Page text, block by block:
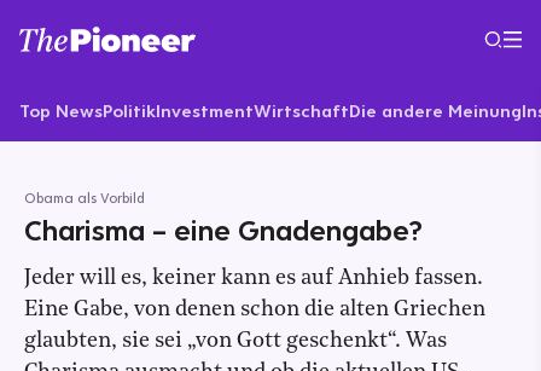
Top NewsPolitikInvestmentWirtschaftDie andere Meinung
Obama als Vorbild
Charisma – eine Gnadengabe?
Jeder will es, keiner kann es auf Anhieb fassen.
Eine Gabe, von denen schon die alten Griechen
glaubten, sie sei „von Gott geschenkt“. Was